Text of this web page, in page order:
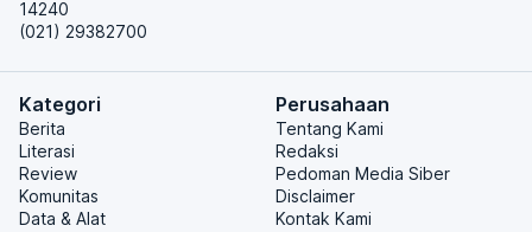
14240
(021) 29382700
Kategori
Berita
Literasi
Review
Komunitas
Data & Alat
Perusahaan
Tentang Kami
Redaksi
Pedoman Media Siber
Disclaimer
Kontak Kami